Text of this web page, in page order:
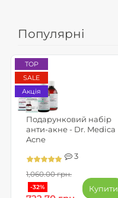
Популярні
TOP
SALE
Акція
Подарунковий набір
анти-акне - Dr. Medica
Acne
3
1,060.00 грн.
-32% Купити